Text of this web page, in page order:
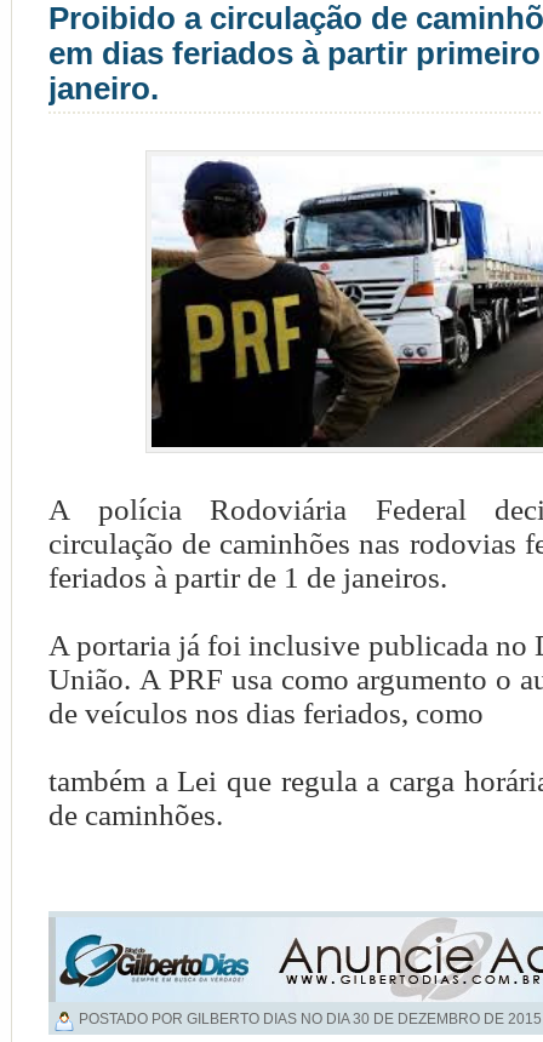
Proibido a circulação de
em dias feriados à partir
janeiro.
A polícia Rodoviária Federal
circulação de caminhões nas rodovias
feriados à partir de 1 de janeiros.
A portaria já foi inclusive publicada no
União. A PRF usa como argumento o
de veículos nos dias feriados, como
também a Lei que regula a carga
de caminhões.
POSTADO POR GILBERTO DIAS NO DIA30 DE DEZEMBRO DE 2015